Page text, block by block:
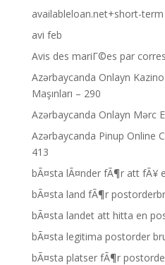
availableloan.net+short-
avi feb
Avis des mariГ©es par
Azərbaycanda Onlayn
Maşınları – 290
Azərbaycanda Onlayn Mərc
Azərbaycanda Pinup Online
413
bÃ¤sta lÃ¤nder fÃ¶r att fÃ¥
bÃ¤sta land fÃ¶r
bÃ¤sta landet att hitta en
bÃ¤sta legitima postorder
bÃ¤sta platser fÃ¶r